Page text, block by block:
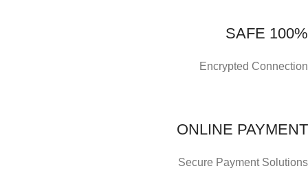
ONLINE PAYMENT
Secure Payment Solutions
100% SAFE
Encrypted Connection